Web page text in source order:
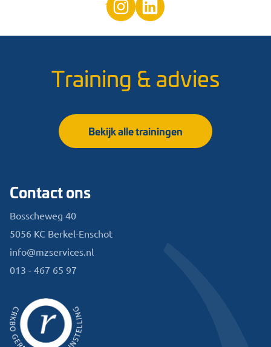
Training & advies
Bekijk alle trainingen
Contact ons
Bosscheweg 40
5056 KC Berkel-Enschot
info@mzservices.nl
013 - 467 65 97